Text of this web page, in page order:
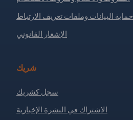
حماية البيانات وملفات تعريف الارتباط
الإشعار القانوني
شريك
سجل كشريك
الاشتراك في النشرة الإخبارية